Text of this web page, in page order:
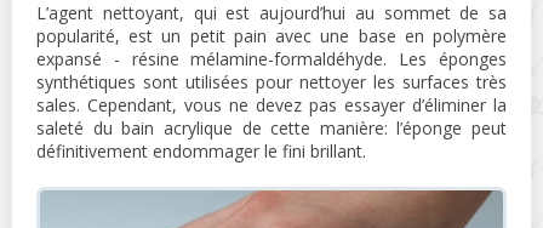
L’agent nettoyant, qui est aujourd’hui au sommet de sa
popularité, est un petit pain avec une base en polymère
expansé - résine mélamine-formaldéhyde. Les éponges
synthétiques sont utilisées pour nettoyer les surfaces très
sales. Cependant, vous ne devez pas essayer d’éliminer la
saleté du bain acrylique de cette manière: l’éponge peut
définitivement endommager le fini brillant.